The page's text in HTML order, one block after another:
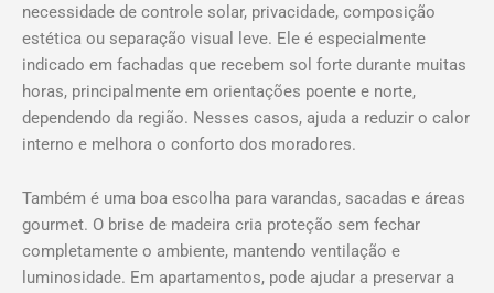
necessidade de controle solar, privacidade, composição
estética ou separação visual leve. Ele é especialmente
indicado em fachadas que recebem sol forte durante muitas
horas, principalmente em orientações poente e norte,
dependendo da região. Nesses casos, ajuda a reduzir o calor
interno e melhora o conforto dos moradores.
Também é uma boa escolha para varandas, sacadas e áreas
gourmet. O brise de madeira cria proteção sem fechar
completamente o ambiente, mantendo ventilação e
luminosidade. Em apartamentos, pode ajudar a preservar a